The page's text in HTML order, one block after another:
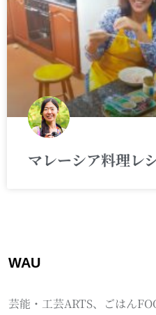
マレーシア料理レ
WAU
芸能・工芸ARTS、ごはん